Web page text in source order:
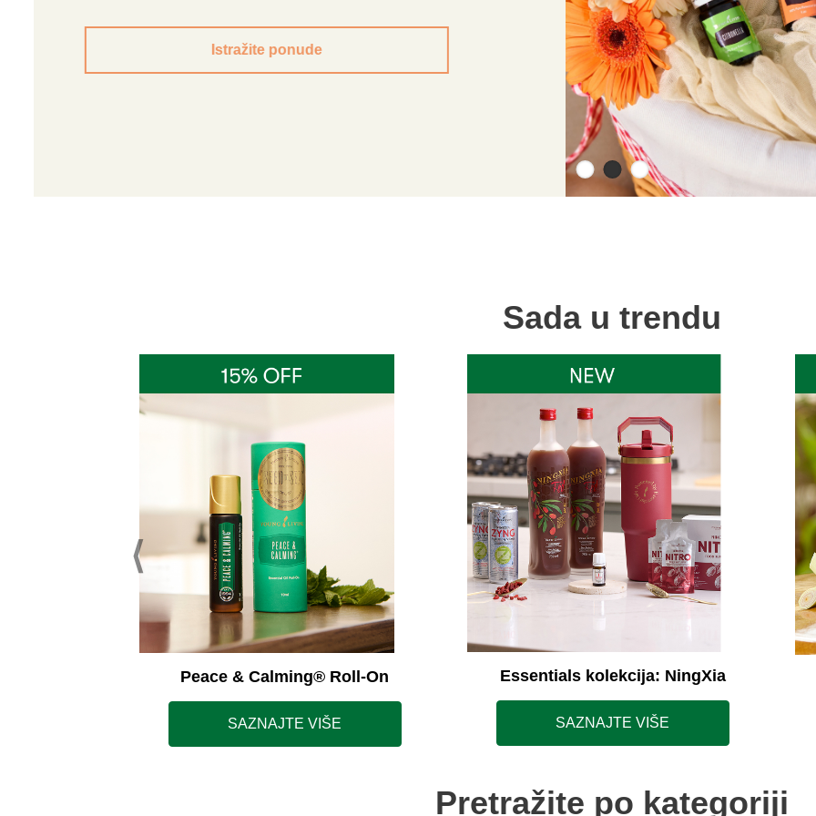
Istražite ponude
Sada u trendu
Peace & Calming® Roll-On
SAZNAJTE VIŠE
Essentials kolekcija: NingXia
SAZNAJTE VIŠE
Pretražite po kategoriji